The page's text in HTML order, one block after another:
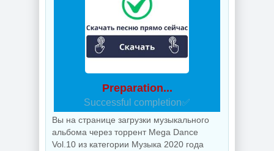
Preparation...
Successful completion✅
Вы на странице загрузки музыкального
альбома через торрент Mega Dance
Vol.10 из категории Музыка 2020 года